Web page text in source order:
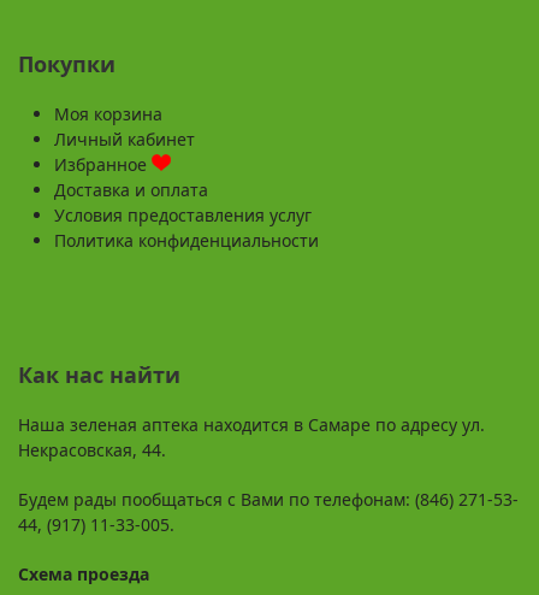
Покупки
Моя корзина
Личный кабинет
Избранное
Доставка и оплата
Условия предоставления услуг
Политика конфиденциальности
Как нас найти
Наша зеленая аптека находится в Самаре по адресу ул.
Некрасовская, 44.
Будем рады пообщаться с Вами по телефонам: (846) 271-53-
44, (917) 11-33-005.
Схема проезда